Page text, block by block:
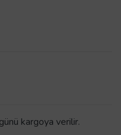
kargoya verilir.